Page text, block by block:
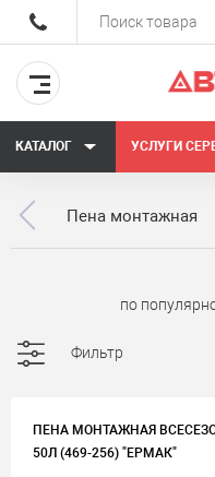
КАТАЛОГ УСЛУГИ
Пена монтажная
Фильтр
ПЕНА МОНТАЖНАЯ
50Л (469-256) "ЕРМАК"